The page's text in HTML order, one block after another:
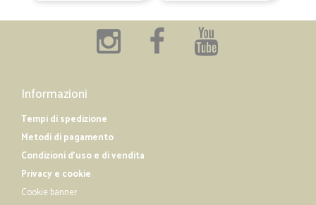
Informazioni
Tempi di spedizione
Metodi di pagamento
Condizioni d'uso e di vendita
Privacy e cookie
Cookie banner